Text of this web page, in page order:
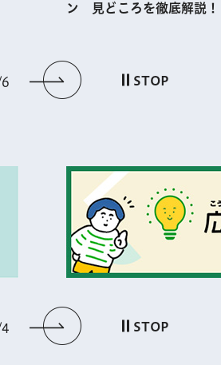
前のスライドを表示
6 次のスライド
STOP
ン 見どころを徹底解説！
前のスライドを表示
4 次のスライド
STOP